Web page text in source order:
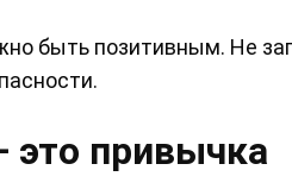
быть позитивным. Не
это привычка